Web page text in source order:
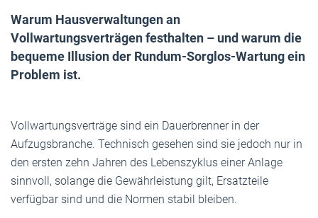
Warum Hausverwaltungen an
Vollwartungsverträgen festhalten – und warum die
bequeme Illusion der Rundum-Sorglos-Wartung ein
Problem ist.
Vollwartungsverträge sind ein Dauerbrenner in der
Aufzugsbranche. Technisch gesehen sind sie jedoch nur in
den ersten zehn Jahren des Lebenszyklus einer Anlage
sinnvoll, solange die Gewährleistung gilt, Ersatzteile
verfügbar sind und die Normen stabil bleiben.